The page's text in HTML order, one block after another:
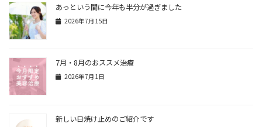
あっという間に今年も半分が過ぎました
2026年7月15日
7月・8月のおススメ治療
2026年7月1日
新しい日焼け止めのご紹介です